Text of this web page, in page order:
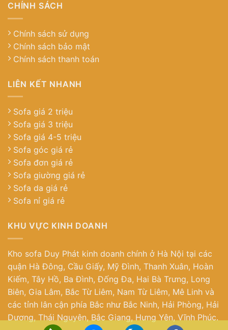
CHÍNH SÁCH
Chính sách sử dụng
Chính sách bảo mật
Chính sách thanh toán
LIÊN KẾT NHANH
Sofa giá 2 triệu
Sofa giá 3 triệu
Sofa giá 4-5 triệu
Sofa góc giá rẻ
Sofa đơn giá rẻ
Sofa giường giá rẻ
Sofa da giá rẻ
Sofa nỉ giá rẻ
KHU VỰC KINH DOANH
Kho sofa Duy Phát kinh doanh chính ở Hà Nội tại các
quận Hà Đông, Cầu Giấy, Mỹ Đình, Thanh Xuân, Hoàn
Kiếm, Tây Hồ, Ba Đình, Đống Đa, Hai Bà Trưng, Long
Biên, Gia Lâm, Bắc Từ Liêm, Nam Từ Liêm, Mê Linh và
các tỉnh lân cận phía Bắc như Bắc Ninh, Hải Phòng, Hải
Dương, Thái Nguyên, Bắc Giang, Hưng Yên, Vĩnh Phúc.